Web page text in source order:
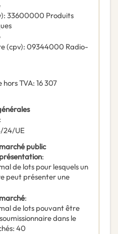
): 33600000 Produits
(cpv): 09344000 Radio-
hors TVA: 16 307
24/UE
public
:
de lots pour lesquels un
peut présenter une
:
de lots pouvant être
dans le
: 40